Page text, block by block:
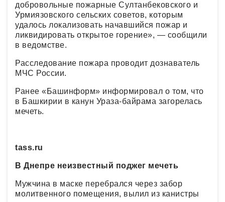
добровольные пожарные Султанбековского и
Урмиязовского сельских советов, которым
удалось локализовать начавшийся пожар и
ликвидировать открытое горение», — сообщили
в ведомстве.
Расследование пожара проводит дознаватель
МЧС России.
Ранее «Башинформ» информировал о том, что
в Башкирии в канун Ураза-байрама загорелась
мечеть.
tass.ru
В Днепре неизвестный поджег мечеть
Мужчина в маске перебрался через забор
молитвенного помещения, вылил из канистры